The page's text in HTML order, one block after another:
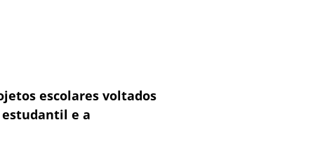
escolares voltados
e a